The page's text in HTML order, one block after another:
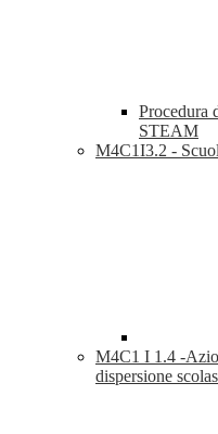
Procedura
STEAM
M4C1I3.2 -
M4C1 I 1.4 -
dispersione